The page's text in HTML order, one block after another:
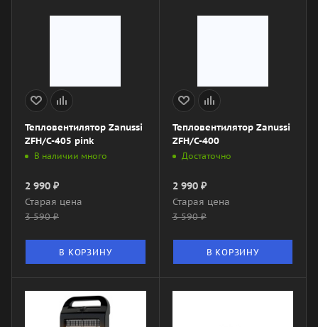
Тепловентилятор Zanussi
ZFH/C-405 pink
В наличии много
2 990 ₽
Старая цена
3 590₽
В КОРЗИНУ
Тепловентилятор Zanussi
ZFH/C-400
Достаточно
2 990₽
Старая цена
3 590₽
В КОРЗИНУ